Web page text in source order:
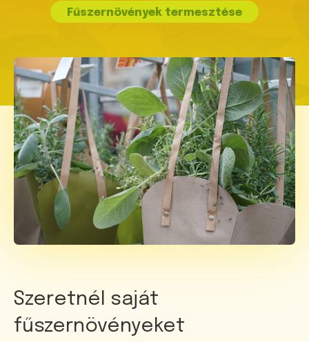
Fűszernövények termesztése
Szeretnél saját
fűszernövényeket